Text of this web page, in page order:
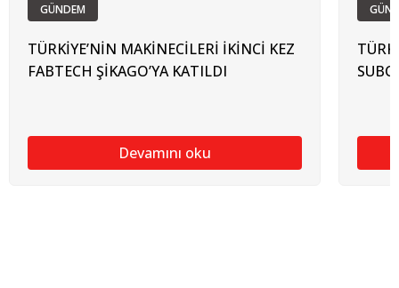
GÜNDEM
TÜRKİYE’NİN MAKİNECİLERİ İKİNCİ KEZ
FABTECH ŞİKAGO’YA KATILDI
Devamını oku